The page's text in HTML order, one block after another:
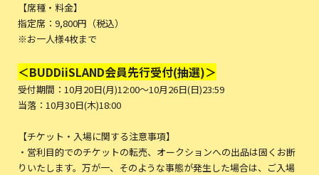
【席種・料金】
指定席：9,800円（税込）
※お一人様4枚まで
＜BUDDiiSLAND会員先行受付(抽選)＞
受付期間：10月20日(月)12:00～10月26日(日)23:59
当落：10月30日(木)18:00
【チケット・入場に関する注意事項】
・営利目的でのチケットの転売、オークションへの出品は固くお断
りいたします。万が一、そのような事態が発生した場合は、ご入場